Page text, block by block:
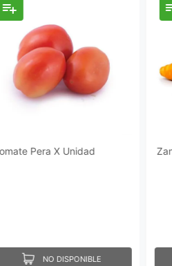
Pera X Unidad
NO DISPONIBLE